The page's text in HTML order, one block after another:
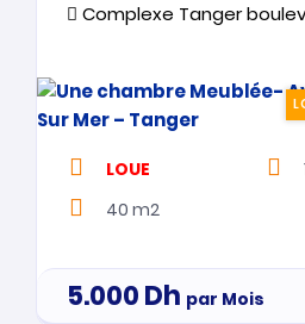
Complexe Tanger
LOUE
40 m2
5.000Dh par Mois